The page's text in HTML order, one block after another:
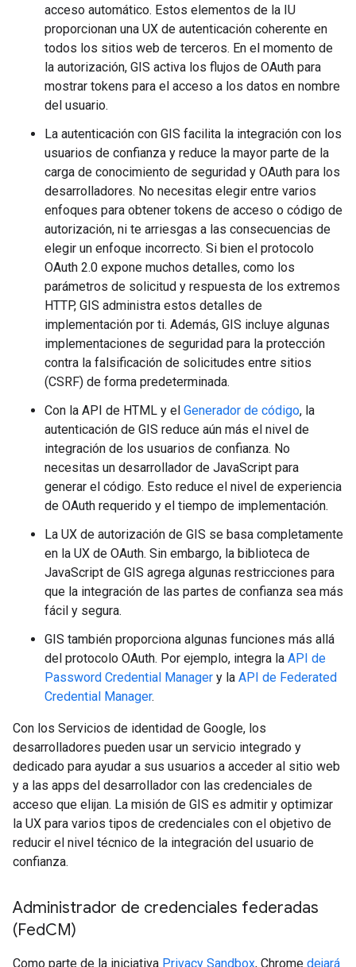
acceso automático. Estos elementos de la IU
proporcionan una UX de autenticación coherente en
todos los sitios web de terceros. En el momento de
la autorización, GIS activa los flujos de OAuth para
mostrar tokens para el acceso a los datos en nombre
del usuario.
La autenticación con GIS facilita la integración con los
usuarios de confianza y reduce la mayor parte de la
carga de conocimiento de seguridad y OAuth para los
desarrolladores. No necesitas elegir entre varios
enfoques para obtener tokens de acceso o código de
autorización, ni te arriesgas a las consecuencias de
elegir un enfoque incorrecto. Si bien el protocolo
OAuth 2.0 expone muchos detalles, como los
parámetros de solicitud y respuesta de los extremos
HTTP, GIS administra estos detalles de
implementación por ti. Además, GIS incluye algunas
implementaciones de seguridad para la protección
contra la falsificación de solicitudes entre sitios
(CSRF) de forma predeterminada.
Con la API de HTML y el Generador de código, la
autenticación de GIS reduce aún más el nivel de
integración de los usuarios de confianza. No
necesitas un desarrollador de JavaScript para
generar el código. Esto reduce el nivel de experiencia
de OAuth requerido y el tiempo de implementación.
La UX de autorización de GIS se basa completamente
en la UX de OAuth. Sin embargo, la biblioteca de
JavaScript de GIS agrega algunas restricciones para
que la integración de las partes de confianza sea más
fácil y segura.
GIS también proporciona algunas funciones más allá
del protocolo OAuth. Por ejemplo, integra la API de
Password Credential Manager y la API de Federated
Credential Manager.
Con los Servicios de identidad de Google, los
desarrolladores pueden usar un servicio integrado y
dedicado para ayudar a sus usuarios a acceder al sitio web
y a las apps del desarrollador con las credenciales de
acceso que elijan. La misión de GIS es admitir y optimizar
la UX para varios tipos de credenciales con el objetivo de
reducir el nivel técnico de la integración del usuario de
confianza.
Administrador de credenciales federadas
(FedCM)
Como parte de la iniciativa Privacy Sandbox, Chrome dejará